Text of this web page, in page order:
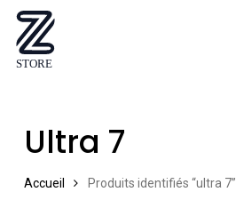
Skip
main
Ultra 7
Accueil Produits identifiés “ultra 7”